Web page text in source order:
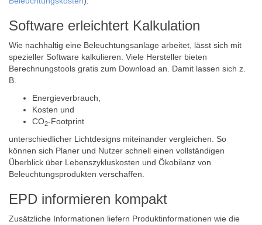
Software erleichtert Kalkulation
Wie nachhaltig eine Beleuchtungsanlage arbeitet, lässt sich mit
spezieller Software kalkulieren. Viele Hersteller bieten
Berechnungstools gratis zum Download an. Damit lassen sich z.
B.
Energieverbrauch,
Kosten und
CO2-Footprint
unterschiedlicher Lichtdesigns miteinander vergleichen. So
können sich Planer und Nutzer schnell einen vollständigen
Überblick über Lebenszykluskosten und Ökobilanz von
Beleuchtungsprodukten verschaffen.
EPD informieren kompakt
Zusätzliche Informationen liefern Produktinformationen wie die